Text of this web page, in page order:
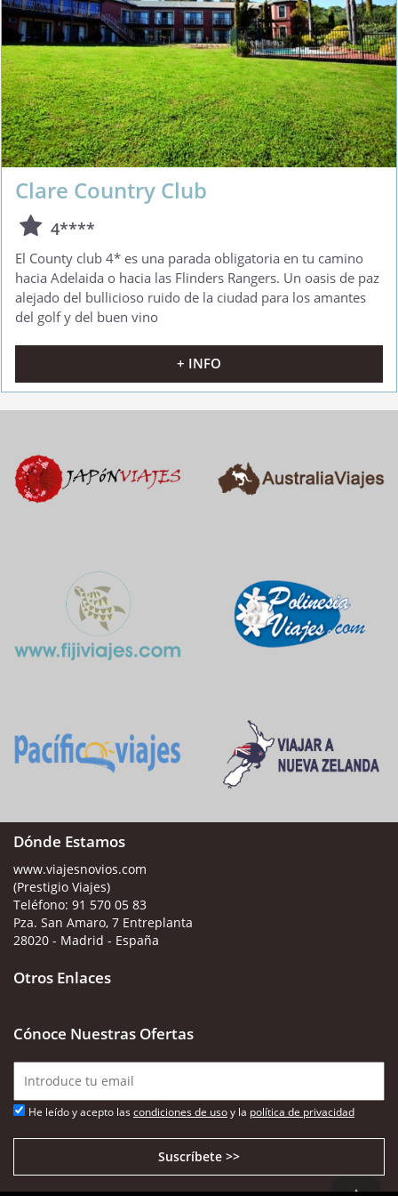
Clare Country Club
4****
El County club 4* es una parada obligatoria en tu camino
hacia Adelaida o hacia las Flinders Rangers. Un oasis de paz
alejado del bullicioso ruido de la ciudad para los amantes
del golf y del buen vino
+ INFO
Dónde Estamos
www.viajesnovios.com
(Prestigio Viajes)
Teléfono: 91 570 05 83
Pza. San Amaro, 7 Entreplanta
28020 - Madrid - España
Otros Enlaces
Cónoce Nuestras Ofertas
He leído y acepto las condiciones de usoy la política de privacidad